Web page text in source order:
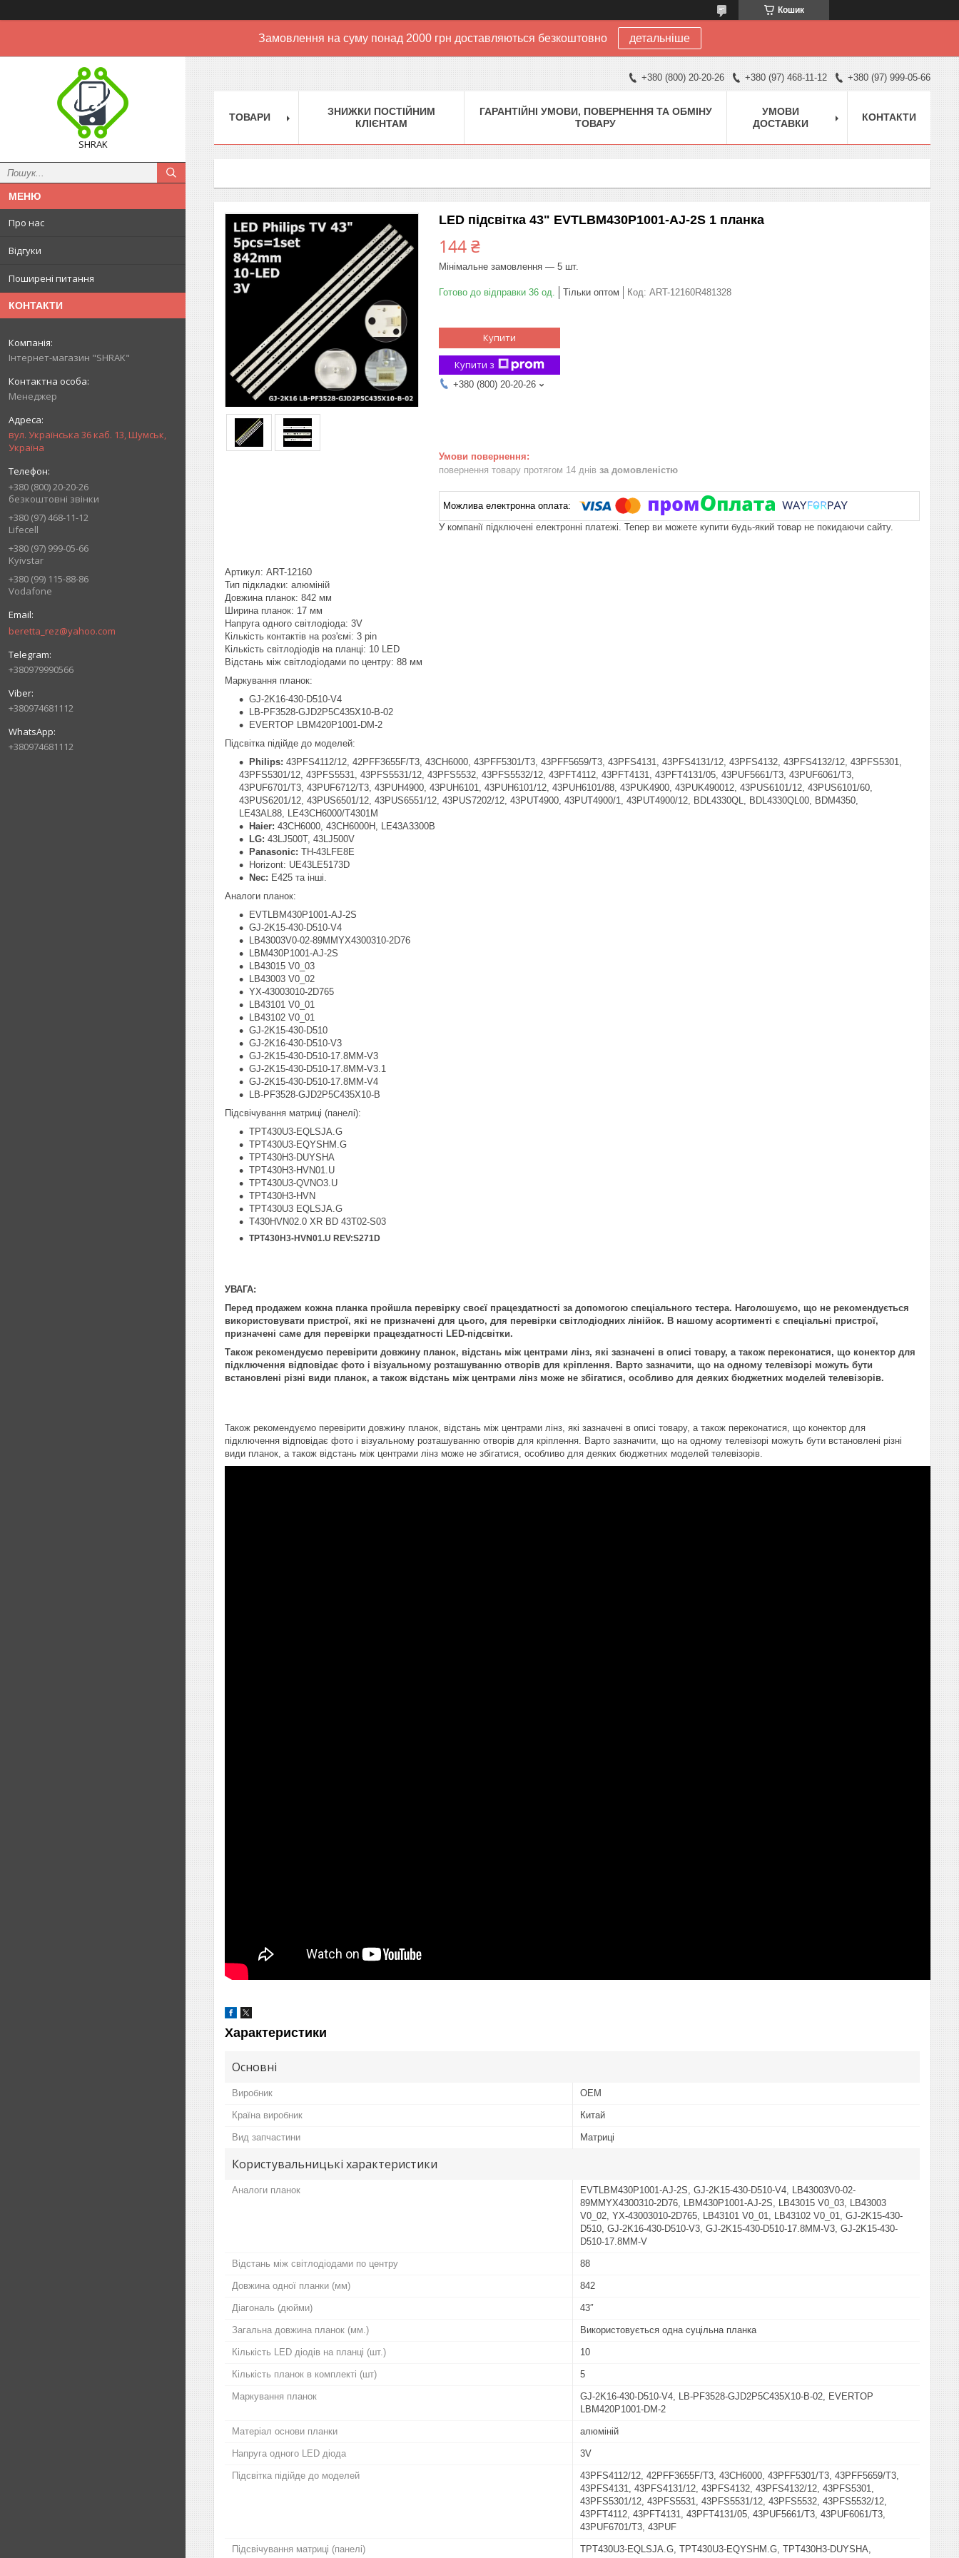
Кошик
Замовлення на суму понад 2000 грн доставляються безкоштовно детальніше
SHRAK
Про нас
Відгуки
Поширені питання
КОНТАКТИ
Інтернет-магазин "SHRAK"
Менеджер
вул. Українська 36 каб. 13, Шумськ,
Україна
+380 (800) 20-20-26
безкоштовні звінки
+380 (97) 468-11-12
Lifecell
+380 (97) 999-05-66
Kyivstar
+380 (99) 115-88-86
Vodafone
beretta_rez@yahoo.com
+380979990566
+380974681112
+380974681112
+380 (800) 20-20-26 +380 (97) 468-11-12 +380 (97) 999-05-66
ТОВАРИ
ЗНИЖКИ ПОСТІЙНИМ
КЛІЄНТАМ
ГАРАНТІЙНІ УМОВИ, ПОВЕРНЕННЯ ТА ОБМІНУ
ТОВАРУ
УМОВИ
ДОСТАВКИ
КОНТАКТИ
LED підсвітка 43" EVTLBM430P1001-AJ-2S 1 планка
144 ₴
Мінімальне замовлення — 5 шт.
Готово до відправки 36 од. Тільки оптом Код: ART-12160R481328
Купити
Купити з
+380 (800) 20-20-26
повернення товару протягом 14 днів за домовленістю
У компанії підключені електронні платежі. Тепер ви можете купити будь-який товар не покидаючи сайту.
Артикул: ART-12160
Тип підкладки: алюміній
Довжина планок: 842 мм
Ширина планок: 17 мм
Напруга одного світлодіода: 3V
Кількість контактів на роз'ємі: 3 pin
Кількість світлодіодів на планці: 10 LED
Відстань між світлодіодами по центру: 88 мм
Маркування планок:
GJ-2K16-430-D510-V4
LB-PF3528-GJD2P5C435X10-B-02
EVERTOP LBM420P1001-DM-2
Підсвітка підійде до моделей:
Philips: 43PFS4112/12, 42PFF3655F/T3, 43CH6000, 43PFF5301/T3, 43PFF5659/T3, 43PFS4131, 43PFS4131/12, 43PFS4132, 43PFS4132/12, 43PFS5301,
43PFS5301/12, 43PFS5531, 43PFS5531/12, 43PFS5532, 43PFS5532/12, 43PFT4112, 43PFT4131, 43PFT4131/05, 43PUF5661/T3, 43PUF6061/T3,
43PUF6701/T3, 43PUF6712/T3, 43PUH4900, 43PUH6101, 43PUH6101/12, 43PUH6101/88, 43PUK4900, 43PUK490012, 43PUS6101/12, 43PUS6101/60,
43PUS6201/12, 43PUS6501/12, 43PUS6551/12, 43PUS7202/12, 43PUT4900, 43PUT4900/1, 43PUT4900/12, BDL4330QL, BDL4330QL00, BDM4350,
LE43AL88, LE43CH6000/T4301M
Haier: 43CH6000, 43CH6000H, LE43A3300B
LG: 43LJ500T, 43LJ500V
Panasonic: TH-43LFE8E
Horizont: UE43LE5173D
Nec: E425 та інші.
Аналоги планок:
EVTLBM430P1001-AJ-2S
GJ-2K15-430-D510-V4
LB43003V0-02-89MMYX4300310-2D76
LBM430P1001-AJ-2S
LB43015 V0_03
LB43003 V0_02
YX-43003010-2D765
LB43101 V0_01
LB43102 V0_01
GJ-2K15-430-D510
GJ-2K16-430-D510-V3
GJ-2K15-430-D510-17.8MM-V3
GJ-2K15-430-D510-17.8MM-V3.1
GJ-2K15-430-D510-17.8MM-V4
LB-PF3528-GJD2P5C435X10-B
Підсвічування матриці (панелі):
TPT430U3-EQLSJA.G
TPT430U3-EQYSHM.G
TPT430H3-DUYSHA
TPT430H3-HVN01.U
TPT430U3-QVNO3.U
TPT430H3-HVN
TPT430U3 EQLSJA.G
T430HVN02.0 XR BD 43T02-S03
TPT430H3-HVN01.U REV:S271D
УВАГА:
Перед продажем кожна планка пройшла перевірку своєї працездатності за допомогою спеціального тестера. Наголошуємо, що не рекомендується
використовувати пристрої, які не призначені для цього, для перевірки світлодіодних лінійок. В нашому асортименті є спеціальні пристрої,
призначені саме для перевірки працездатності LED-підсвітки.
Також рекомендуємо перевірити довжину планок, відстань між центрами лінз, які зазначені в описі товару, а також переконатися, що конектор для
підключення відповідає фото і візуальному розташуванню отворів для кріплення. Варто зазначити, що на одному телевізорі можуть бути
встановлені різні види планок, а також відстань між центрами лінз може не збігатися, особливо для деяких бюджетних моделей телевізорів.
Також рекомендуємо перевірити довжину планок, відстань між центрами лінз, які зазначені в описі товару, а також переконатися, що конектор для
підключення відповідає фото і візуальному розташуванню отворів для кріплення. Варто зазначити, що на одному телевізорі можуть бути встановлені різні
види планок, а також відстань між центрами лінз може не збігатися, особливо для деяких бюджетних моделей телевізорів.
Характеристики
Основні
Виробник OEM
Країна виробник Китай
Вид запчастини Матриці
Користувальницькі характеристики
Аналоги планок
EVTLBM430P1001-AJ-2S, GJ-2K15-430-D510-V4, LB43003V0-02-
89MMYX4300310-2D76, LBM430P1001-AJ-2S, LB43015 V0_03, LB43003
V0_02, YX-43003010-2D765, LB43101 V0_01, LB43102 V0_01, GJ-2K15-430-
D510, GJ-2K16-430-D510-V3, GJ-2K15-430-D510-17.8MM-V3, GJ-2K15-430-
D510-17.8MM-V
Відстань між світлодіодами по центру 88
Довжина одної планки (мм) 842
Діагональ (дюйми) 43″
Загальна довжина планок (мм.) Використовується одна суцільна планка
Кількість LED діодів на планці (шт.) 10
Кількість планок в комплекті (шт) 5
Маркування планок
GJ-2K16-430-D510-V4, LB-PF3528-GJD2P5C435X10-B-02, EVERTOP
LBM420P1001-DM-2
Матеріал основи планки алюміній
Напруга одного LED діода 3V
Підсвітка підійде до моделей
43PFS4112/12, 42PFF3655F/T3, 43CH6000, 43PFF5301/T3, 43PFF5659/T3,
43PFS4131, 43PFS4131/12, 43PFS4132, 43PFS4132/12, 43PFS5301,
43PFS5301/12, 43PFS5531, 43PFS5531/12, 43PFS5532, 43PFS5532/12,
43PFT4112, 43PFT4131, 43PFT4131/05, 43PUF5661/T3, 43PUF6061/T3,
43PUF6701/T3, 43PUF
Підсвічування матриці (панелі)
TPT430U3-EQLSJA.G, TPT430U3-EQYSHM.G, TPT430H3-DUYSHA,